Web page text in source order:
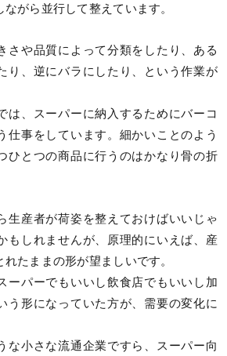
がら並行して整えています。
さや品質によって分類をしたり、ある
り、逆にバラにしたり、という作業が
は、スーパーに納入するためにバーコ
仕事をしています。細かいことのよう
ひとつの商品に行うのはかなり骨の折
生産者が荷姿を整えておけばいいじゃ
もしれませんが、原理的にいえば、産
たままの形が望ましいです。
ーパーでもいいし飲食店でもいいし加
う形になっていた方が、需要の変化に
な小さな流通企業ですら、スーパー向